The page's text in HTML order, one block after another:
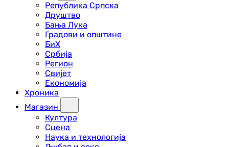
Република Српска
Друштво
Бања Лука
Градови и општине
БиХ
Србија
Регион
Свијет
Економија
Хроника
Магазин
Култура
Сцена
Наука и технологија